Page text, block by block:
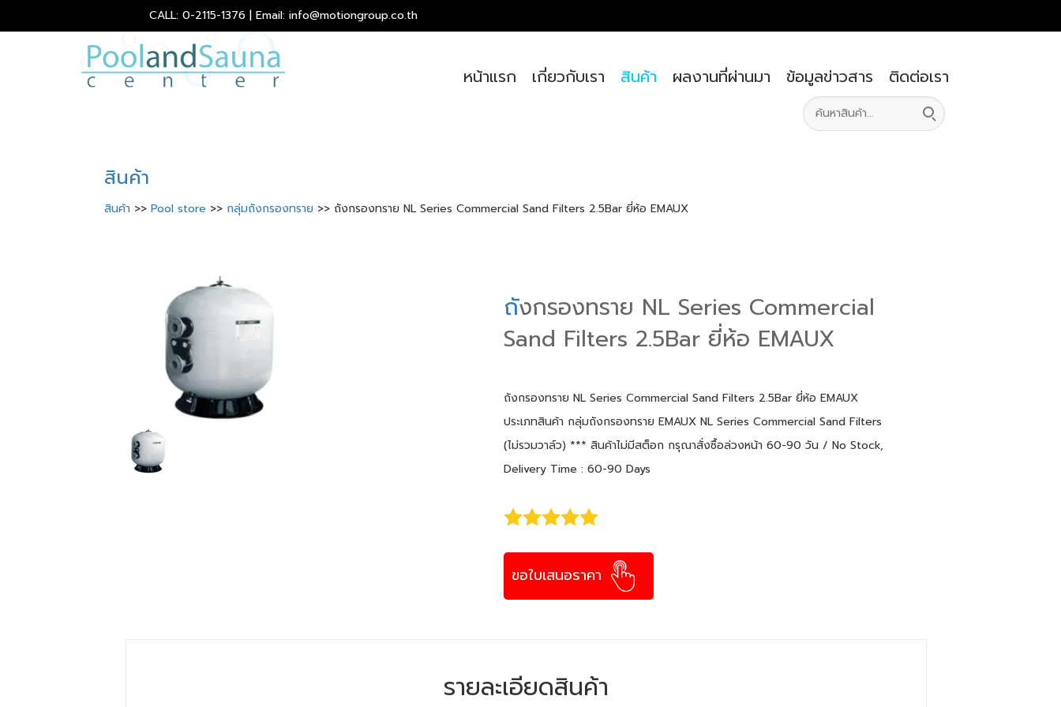
CALL: 0-2115-1376 | Email: info@motiongroup.co.th
หน้าแรก เกี่ยวกับเรา สินค้า ผลงานที่ผ่านมา ข้อมูลข่าวสาร ติดต่อเรา
สินค้า
สินค้า >> Pool store >> กลุ่มถังกรองทราย >> ถังกรองทราย NL Series Commercial Sand Filters 2.5Bar ยี่ห้อ EMAUX
ถังกรองทราย NL Series Commercial
Sand Filters 2.5Bar ยี่ห้อ EMAUX
ถังกรองทราย NL Series Commercial Sand Filters 2.5Bar ยี่ห้อ EMAUX
ประเภทสินค้า กลุ่มถังกรองทราย EMAUX NL Series Commercial Sand Filters
(ไม่รวมวาล์ว) *** สินค้าไม่มีสต็อก กรุณาสั่งซื้อล่วงหน้า 60-90 วัน / No Stock,
Delivery Time : 60-90 Days
ขอใบเสนอราคา
รายละเอียดสินค้า